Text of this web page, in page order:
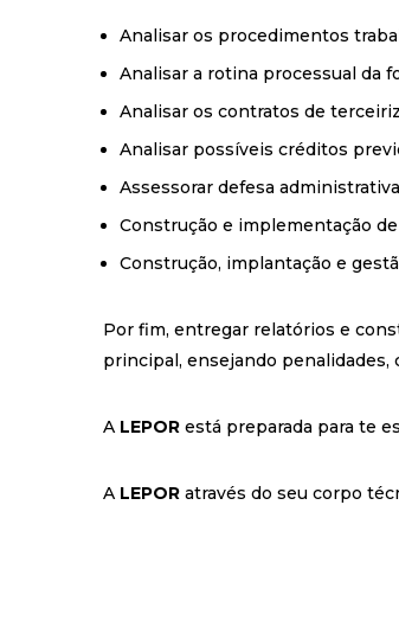
Analisar os procedimentos
Analisar a rotina processual da
Analisar os contratos de
Analisar possíveis créditos
Assessorar defesa
Construção e implementação
Construção, implantação e
Por fim, entregar relatórios e
principal, ensejando
A LEPOR está preparada para te
A LEPOR através do seu corpo